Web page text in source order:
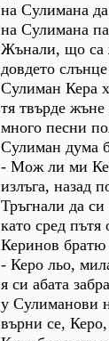
на Сулимана
на Сулимана
Жънали, що са
довдето
Сулиман Кера
тя твърде жъне
много песни
Сулиман дума
- Мож ли ми
излъга, назад
Тръгнали да си
като сред
Керинов
- Керо льо,
я си абата
у Сулиманови
върни се,